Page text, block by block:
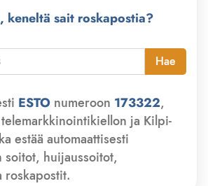
keneltä sait roskapostia?
Hae
ESTO numeroon 173322,
ja Kilpi-
estää automaattisesti
huijaussoitot,
roskapostit.